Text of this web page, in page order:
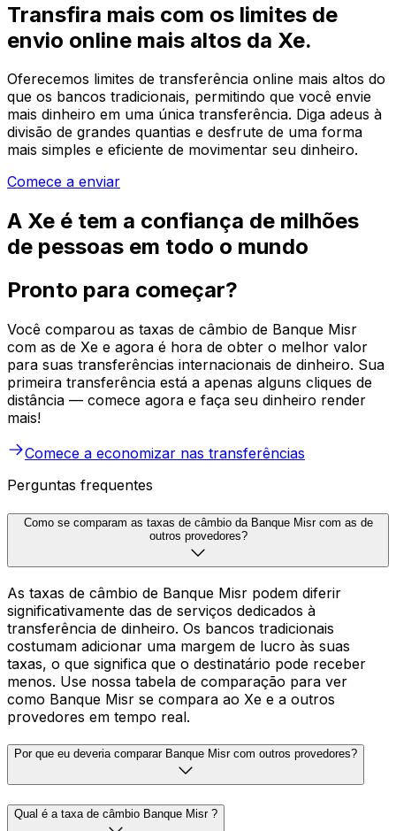
Transfira mais com os limites de
envio online mais altos da Xe.
Oferecemos limites de transferência online mais altos do
que os bancos tradicionais, permitindo que você envie
mais dinheiro em uma única transferência. Diga adeus à
divisão de grandes quantias e desfrute de uma forma
mais simples e eficiente de movimentar seu dinheiro.
Comece a enviar
A Xe é tem a confiança de milhões
de pessoas em todo o mundo
Pronto para começar?
Você comparou as taxas de câmbio de Banque Misr
com as de Xe e agora é hora de obter o melhor valor
para suas transferências internacionais de dinheiro. Sua
primeira transferência está a apenas alguns cliques de
distância — comece agora e faça seu dinheiro render
mais!
Comece a economizar nas transferências
Perguntas frequentes
Como se comparam as taxas de câmbio da Banque Misr com as de
outros provedores?
As taxas de câmbio de Banque Misr podem diferir
significativamente das de serviços dedicados à
transferência de dinheiro. Os bancos tradicionais
costumam adicionar uma margem de lucro às suas
taxas, o que significa que o destinatário pode receber
menos. Use nossa tabela de comparação para ver
como Banque Misr se compara ao Xe e a outros
provedores em tempo real.
Por que eu deveria comparar Banque Misr com outros provedores?
Qual é a taxa de câmbio Banque Misr ?